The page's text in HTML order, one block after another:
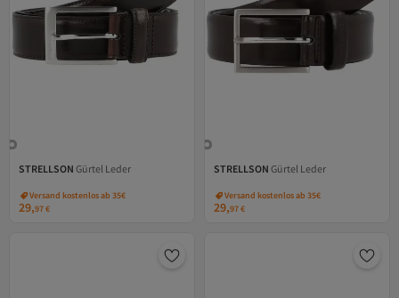
STRELLSON Gürtel Leder
Versand kostenlos ab 35€
29,97€
STRELLSON Gürtel Leder
Versand kostenlos ab 35€
29,97€